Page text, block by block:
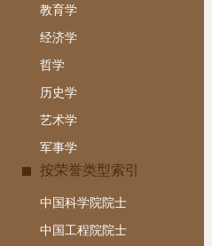
教育学
经济学
哲学
历史学
艺术学
军事学
按荣誉类型索引
中国科学院院士
中国工程院院士